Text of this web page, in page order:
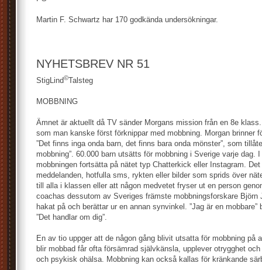
Martin F. Schwartz har 170 godkända undersökningar.
NYHETSBREV NR 51
StigLind©Talsteg
MOBBNING
Ämnet är aktuellt då TV sänder Morgans mission från en 8e
som man kanske först förknippar med mobbning. Morgan brinner
”Det finns inga onda barn, det finns bara onda mönster”, som
mobbning”. 60.000 barn utsätts för mobbning i Sverige varje dag.
mobbningen fortsätta på nätet typ Chatterkick eller Instagram.
meddelanden, hotfulla sms, rykten eller bilder som sprids över
till alla i klassen eller att någon medvetet fryser ut en person
coachas dessutom av Sveriges främste mobbningsforskare Björn
hakat på och berättar ur en annan synvinkel. ”Jag är en mobbare”
”Det handlar om dig”.
En av tio uppger att de någon gång blivit utsatta för mobbning på
blir mobbad får ofta försämrad självkänsla, upplever otrygghet
och psykisk ohälsa. Mobbning kan också kallas för kränkande